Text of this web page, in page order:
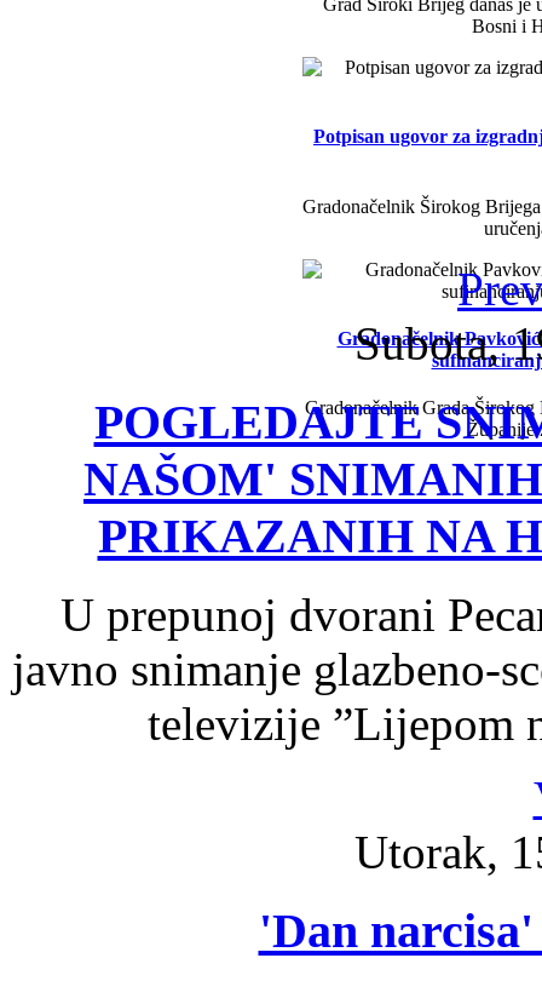
Grad Široki Brijeg danas je
Bosni i
Potpisan ugovor za
Gradonačelnik Širokog
Gradonačelnik
Gradonačelnik Grada
Županije
Subota,
POGLEDAJTE
NAŠOM'
PRIKAZANIH NA
U prepunoj dvorani
javno snimanje glazbeno-
televizije ”Lijepom
Utorak,
'Dan